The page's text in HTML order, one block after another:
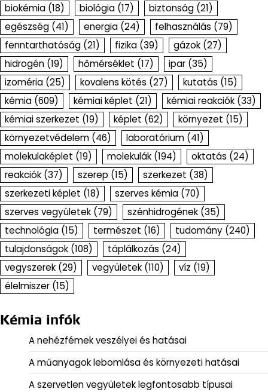
biokémia (18) biológia (17) biztonság (21)
egészség (41) energia (24) felhasználás (79)
fenntarthatóság (21) fizika (39) gázok (27)
hidrogén (19) hőmérséklet (17) ipar (35)
izoméria (25) kovalens kötés (27) kutatás (15)
kémia (609) kémiai képlet (21) kémiai reakciók (33)
kémiai szerkezet (19) képlet (62) környezet (15)
környezetvédelem (46) laboratórium (41)
molekulaképlet (19) molekulák (194) oktatás (24)
reakciók (37) szerep (15) szerkezet (38)
szerkezeti képlet (18) szerves kémia (70)
szerves vegyületek (79) szénhidrogének (35)
technológia (15) természet (16) tudomány (240)
tulajdonságok (108) táplálkozás (24)
vegyszerek (29) vegyületek (110) víz (19)
élelmiszer (15)
Kémia infók
A nehézfémek veszélyei és hatásai
A műanyagok lebomlása és környezeti hatásai
A szervetlen vegyületek legfontosabb típusai